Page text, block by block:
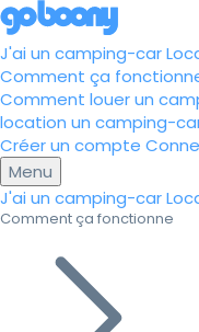
J'ai un camping-car
Comment ça
Comment louer un
location un camping-
Créer un compte
Menu
J'ai un camping-car
Comment ça fonctionne